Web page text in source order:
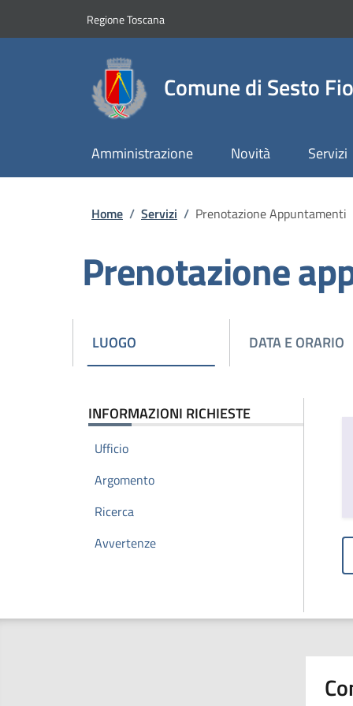
Regione ToscanaSlim top
Comune di Sesto
Amministrazione Novità Servizi
Briciole di pane
Home / Servizi / Prenotazione Appuntamenti
Prenotazione
LUOGO DATA E ORARIO
INFORMAZIONI RICHIESTE
Ufficio
Argomento
Ricerca
Avvertenze